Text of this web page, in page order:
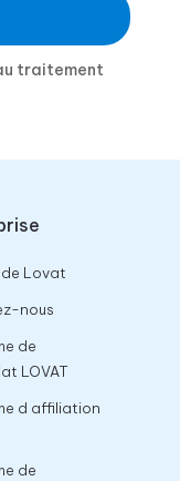
traitement
Lovat
nous
de
LOVAT
d affiliation
de